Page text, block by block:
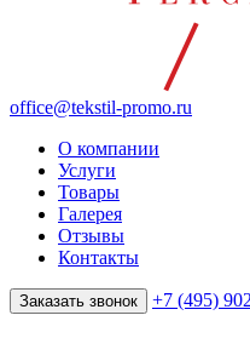
office@tekstil-promo.ru
О компании
Услуги
Товары
Галерея
Отзывы
Контакты
Заказать звонок +7 (495)